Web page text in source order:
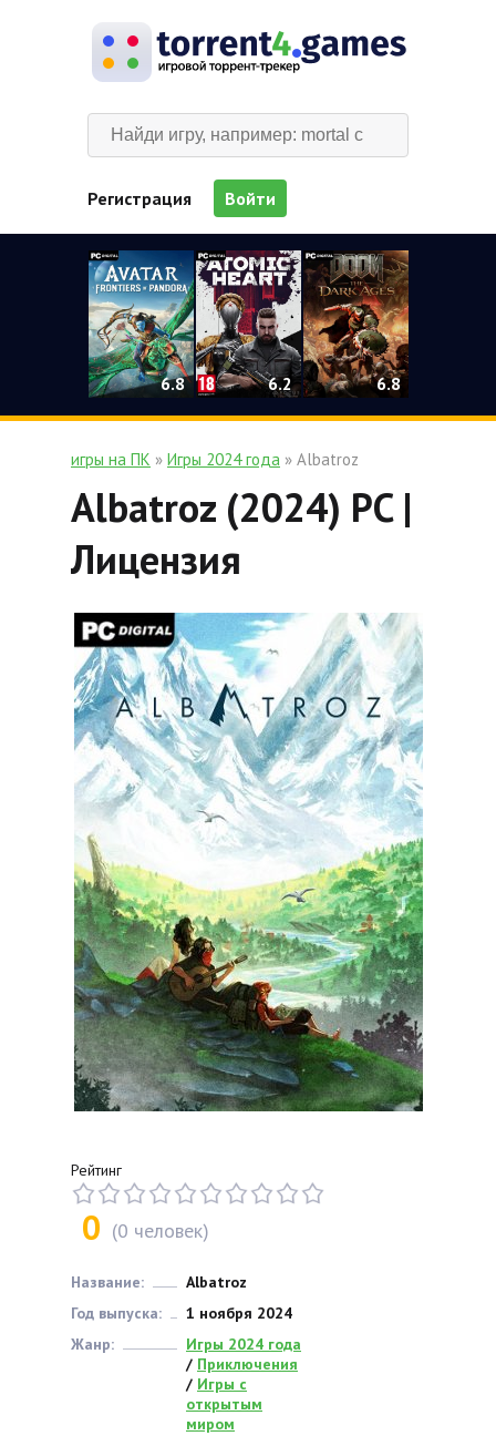
Регистрация Войти
6.8 6.2 6.8
игры на ПК » Игры 2024 года » Albatroz
Albatroz (2024) PC |
Лицензия
Рейтинг
0 (0 человек)
Название:
Albatroz
Год выпуска:
1 ноября 2024
Жанр:
Игры 2024 года
/ Приключения
/ Игры с
открытым
миром